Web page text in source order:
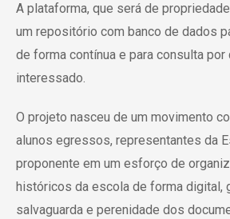
A plataforma, que será de
um repositório com banco de dados
de forma contínua e para consulta por
interessado.
O projeto nasceu de um movimento
alunos egressos, representantes da
proponente em um esforço de
históricos da escola de forma digital,
salvaguarda e perenidade dos